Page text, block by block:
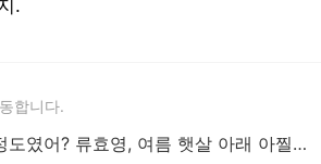
.
합니다.
이 정도였어? 류효영, 여름 햇살 아래 아찔한 자태 '헉'